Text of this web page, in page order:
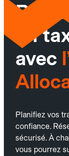
un
avec
Planifiez vos
confiance.
sécurisé. À
vous pourrez